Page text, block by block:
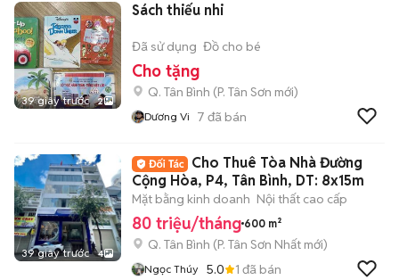
39 giây trước 2
Sách thiếu nhi
Đã sử dụng Đồ cho bé
Cho tặng
Q. Tân Bình (P. Tân Sơn mới)
Dương Vi 7 đã bán
39 giây trước 4
Cho Thuê Tòa Nhà Đường
Cộng Hòa, P4, Tân Bình, DT: 8x15m
Mặt bằng kinh doanh Nội thất cao cấp
80 triệu/tháng 600 m²
Q. Tân Bình (P. Tân Sơn Nhất mới)
Ngọc Thúy 5.0 1 đã bán